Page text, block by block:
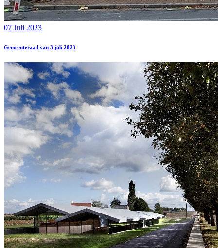
07 Juli 2023
Gemeenteraad van 3 juli 2023